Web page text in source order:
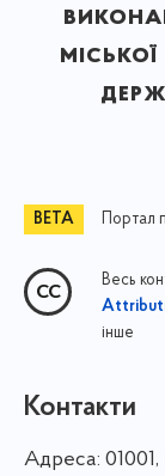
Портал
Весь
інше
Контакти
Адреса: